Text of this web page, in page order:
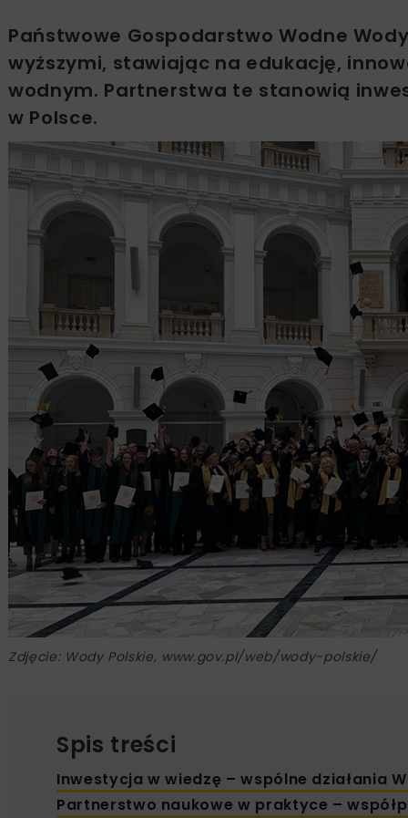
Państwowe Gospodarstwo Wodne
wyższymi, stawiając na edukację,
wodnym. Partnerstwa te stanowią
w Polsce.
Zdjęcie: Wody Polskie, www.gov.pl/web/wody-polskie/
Spis treści
Inwestycja w wiedzę – wspólne działania
Partnerstwo naukowe w praktyce –